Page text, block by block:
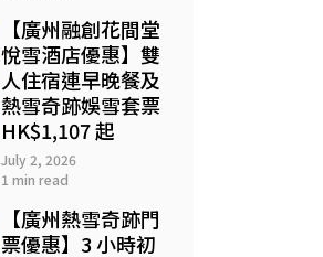
【廣州融創花間堂
悅雪酒店優惠】雙
人住宿連早晚餐及
熱雪奇跡娛雪套票
HK$1,107 起
July 2, 2026
1 min read
【廣州熱雪奇跡門
票優惠】3 小時初